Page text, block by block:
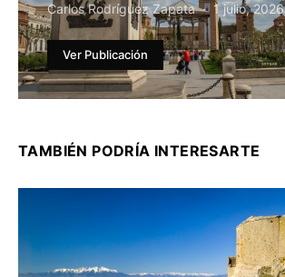
Carlos Rodríguez Zapata 1 julio, 2026
Ver Publicación
TAMBIÉN PODRÍA INTERESARTE